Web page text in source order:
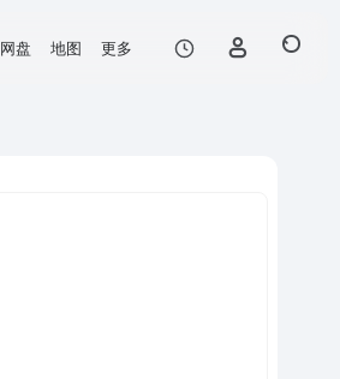
网盘 地图 更多